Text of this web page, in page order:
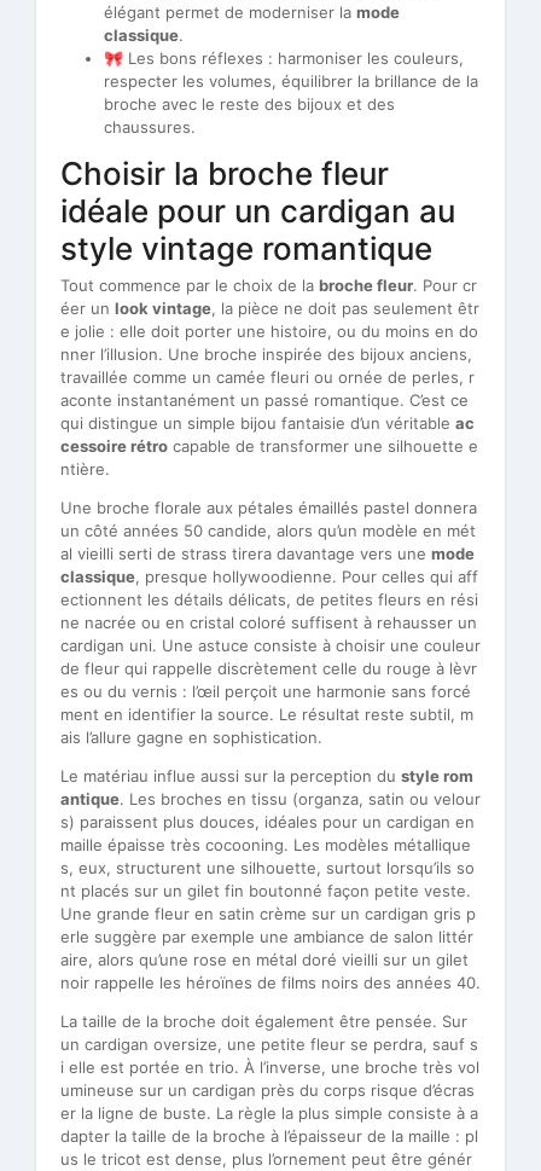
élégant permet de moderniser la mode
classique.
🎀 Les bons réflexes : harmoniser les couleurs,
respecter les volumes, équilibrer la brillance de la
broche avec le reste des bijoux et des
chaussures.
Choisir la broche fleur
idéale pour un cardigan au
style vintage romantique
Tout commence par le choix de la broche fleur. Pour cr
éer un look vintage, la pièce ne doit pas seulement êtr
e jolie : elle doit porter une histoire, ou du moins en do
nner l’illusion. Une broche inspirée des bijoux anciens,
travaillée comme un camée fleuri ou ornée de perles, r
aconte instantanément un passé romantique. C’est ce
qui distingue un simple bijou fantaisie d’un véritable ac
cessoire rétro capable de transformer une silhouette e
ntière.
Une broche florale aux pétales émaillés pastel donnera
un côté années 50 candide, alors qu’un modèle en mét
al vieilli serti de strass tirera davantage vers une mode
classique, presque hollywoodienne. Pour celles qui aff
ectionnent les détails délicats, de petites fleurs en rési
ne nacrée ou en cristal coloré suffisent à rehausser un
cardigan uni. Une astuce consiste à choisir une couleur
de fleur qui rappelle discrètement celle du rouge à lèvr
es ou du vernis : l’œil perçoit une harmonie sans forcé
ment en identifier la source. Le résultat reste subtil, m
ais l’allure gagne en sophistication.
Le matériau influe aussi sur la perception du style rom
antique. Les broches en tissu (organza, satin ou velour
s) paraissent plus douces, idéales pour un cardigan en
maille épaisse très cocooning. Les modèles métallique
s, eux, structurent une silhouette, surtout lorsqu’ils so
nt placés sur un gilet fin boutonné façon petite veste.
Une grande fleur en satin crème sur un cardigan gris p
erle suggère par exemple une ambiance de salon littér
aire, alors qu’une rose en métal doré vieilli sur un gilet
noir rappelle les héroïnes de films noirs des années 40.
La taille de la broche doit également être pensée. Sur
un cardigan oversize, une petite fleur se perdra, sauf s
i elle est portée en trio. À l’inverse, une broche très vol
umineuse sur un cardigan près du corps risque d’écras
er la ligne de buste. La règle la plus simple consiste à a
dapter la taille de la broche à l’épaisseur de la maille : pl
us le tricot est dense, plus l’ornement peut être génér